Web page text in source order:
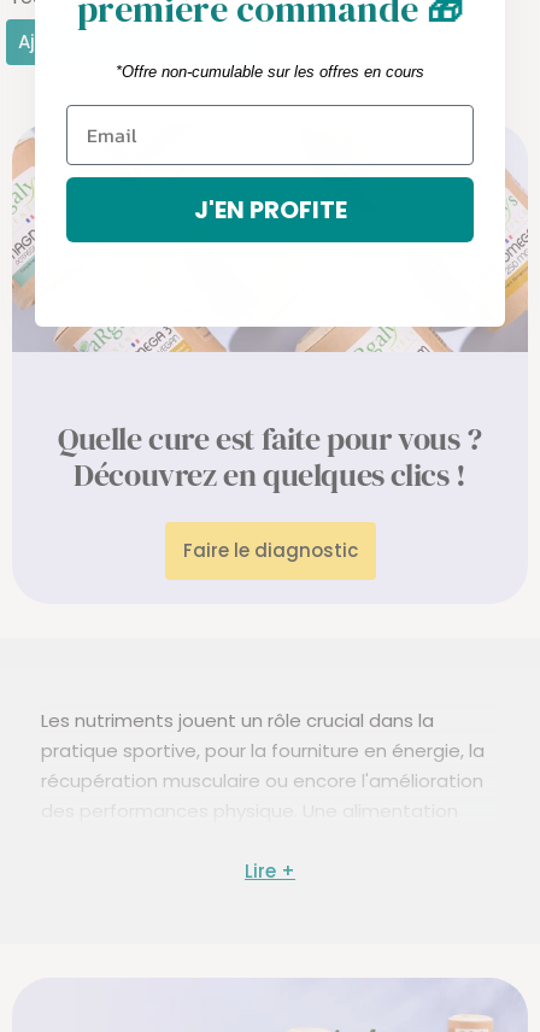
Ajouter
Quelle cure est faite pour vous ?
Découvrez en quelques clics !
Faire le diagnostic
Les nutriments jouent un rôle crucial dans la
pratique sportive, pour la fourniture en énergie, la
récupération musculaire ou encore l'amélioration
optimiser les résultats et soutenir la santé des
🎁
*Offre non-cumulable sur les offres en cours
J'EN PROFITE